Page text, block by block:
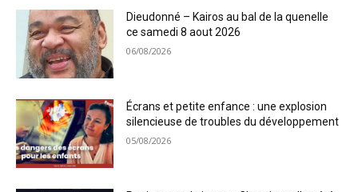
Dieudonné – Kairos au bal de la quenelle
ce samedi 8 aout 2026
06/08/2026
Écrans et petite enfance : une explosion
silencieuse de troubles du développement
05/08/2026